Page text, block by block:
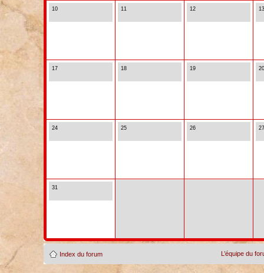
10 11 12 13
17 18 19 20
24 25 26 27
31
Index du forum L’équipe du